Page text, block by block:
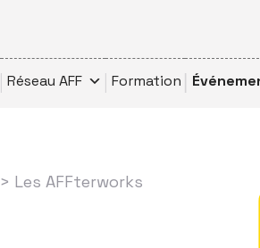
Réseau AFF Formation
> Les AFFterworks